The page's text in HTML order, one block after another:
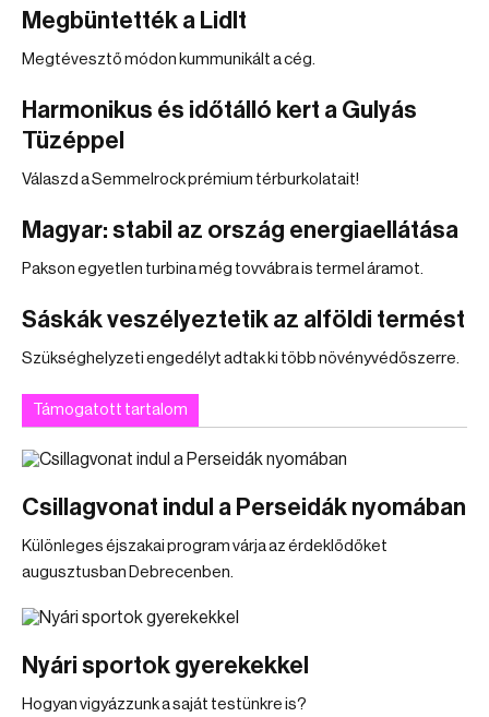
Megbüntették a Lidlt
Megtévesztő módon kummunikált a cég.
Harmonikus és időtálló kert a Gulyás
Tüzéppel
Válaszd a Semmelrock prémium térburkolatait!
Magyar: stabil az ország energiaellátása
Pakson egyetlen turbina még tovvábra is termel áramot.
Sáskák veszélyeztetik az alföldi termést
Szükséghelyzeti engedélyt adtak ki több növényvédőszerre.
Támogatott tartalom
Csillagvonat indul a Perseidák nyomában
Különleges éjszakai program várja az érdeklődőket
augusztusban Debrecenben.
Nyári sportok gyerekekkel
Hogyan vigyázzunk a saját testünkre is?